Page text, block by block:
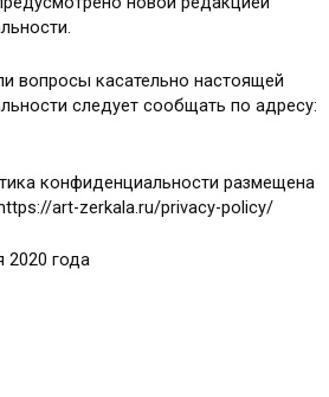
вопросы касательно настоящей
следует сообщать по адресу:
конфиденциальности размещена
art-zerkala.ru/privacy-policy/
2020 года